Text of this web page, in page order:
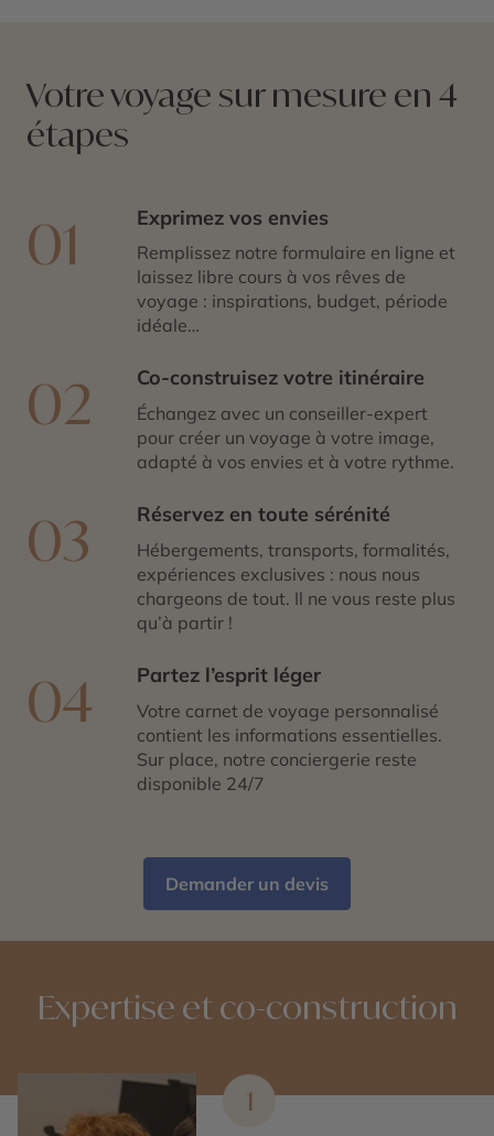
Votre voyage sur mesure en 4
étapes
01 Exprimez vos envies
Remplissez notre formulaire en ligne et
laissez libre cours à vos rêves de
voyage : inspirations, budget, période
idéale…
02 Co-construisez votre itinéraire
Échangez avec un conseiller-expert
pour créer un voyage à votre image,
adapté à vos envies et à votre rythme.
03 Réservez en toute sérénité
Hébergements, transports, formalités,
expériences exclusives : nous nous
chargeons de tout. Il ne vous reste plus
qu’à partir !
04 Partez l’esprit léger
Votre carnet de voyage personnalisé
contient les informations essentielles.
Sur place, notre conciergerie reste
disponible 24/7
Demander un devis
Expertise et co-construction
1